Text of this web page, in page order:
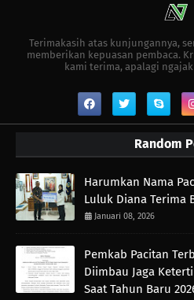
Terimakasih atas kunjungannya,
memberikan kepuasan pembaca.
kami terima, apalagi
Random
Harumkan Nama
Luluk Diana Terima
Januari 08, 2026
Pemkab Pacitan
Diimbau Jaga
Saat Tahun Baru